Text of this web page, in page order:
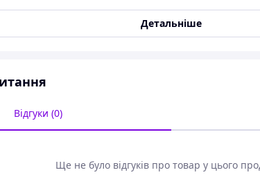
Модельний
характеристики
Детальніше
Відгуки (0)
Ще не було відгуків про товар у цього